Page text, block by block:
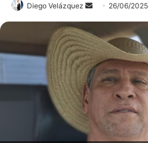
Diego Velázquez
Mande
um
e-
mail
26/06/2025